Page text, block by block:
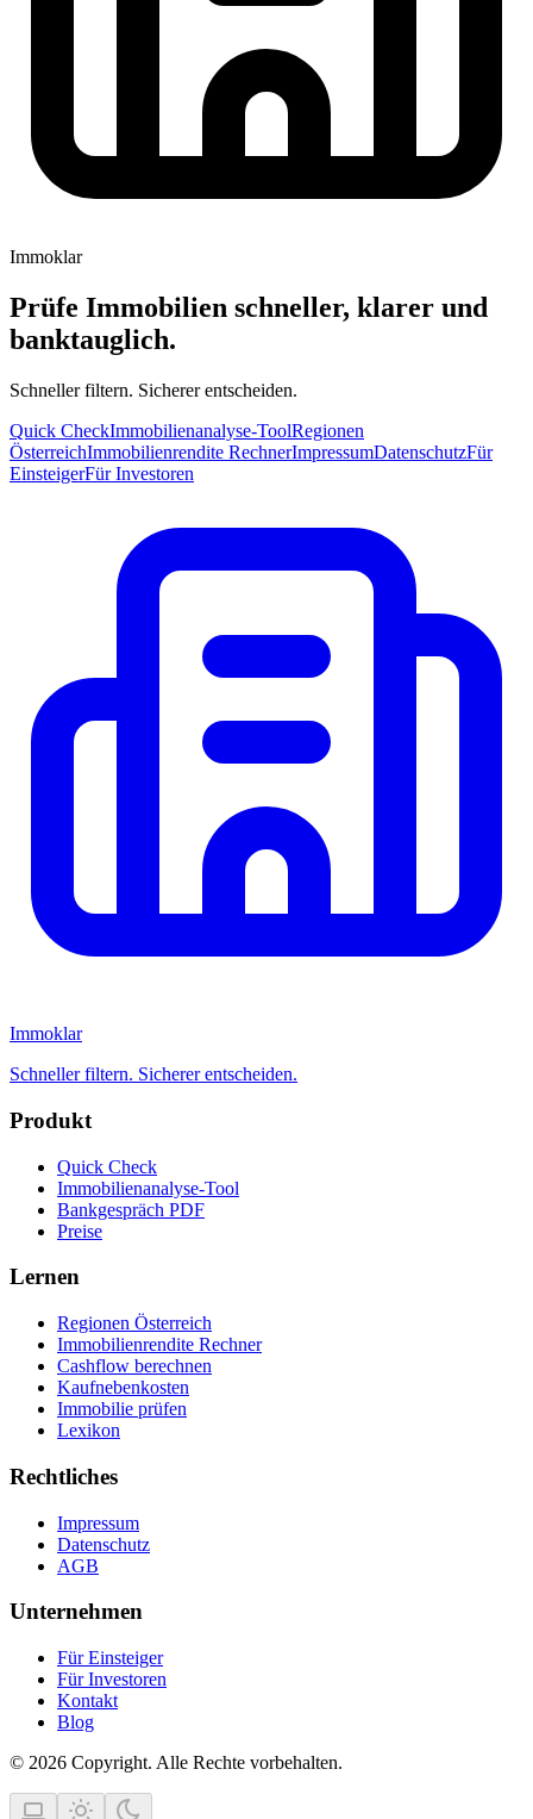
Immoklar
Prüfe Immobilien schneller, klarer und
banktauglich.
Schneller filtern. Sicherer entscheiden.
Quick CheckImmobilienanalyse-ToolRegionen
ÖsterreichImmobilienrendite RechnerImpressumDatenschutzFür
EinsteigerFür Investoren
Immoklar
Schneller filtern. Sicherer entscheiden.
Produkt
Quick Check
Immobilienanalyse-Tool
Bankgespräch PDF
Preise
Lernen
Regionen Österreich
Immobilienrendite Rechner
Cashflow berechnen
Kaufnebenkosten
Immobilie prüfen
Lexikon
Rechtliches
Impressum
Datenschutz
AGB
Unternehmen
Für Einsteiger
Für Investoren
Kontakt
Blog
© 2026 Copyright. Alle Rechte vorbehalten.